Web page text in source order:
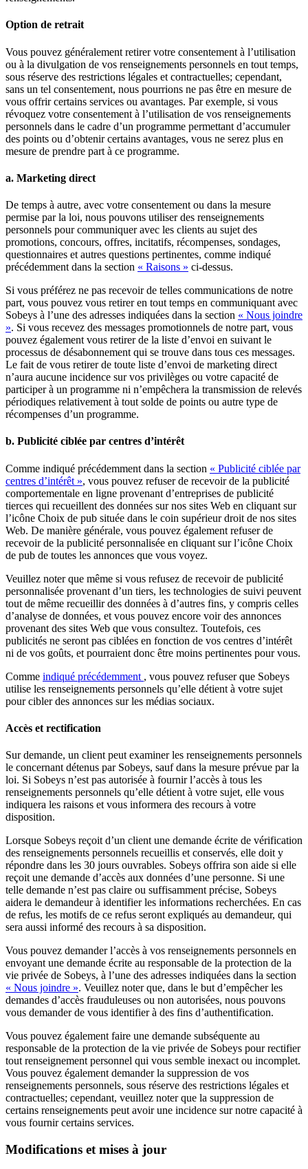
Option de retrait
Vous pouvez généralement retirer votre consentement à l’utilisation
ou à la divulgation de vos renseignements personnels en tout temps,
sous réserve des restrictions légales et contractuelles; cependant,
sans un tel consentement, nous pourrions ne pas être en mesure de
vous offrir certains services ou avantages. Par exemple, si vous
révoquez votre consentement à l’utilisation de vos renseignements
personnels dans le cadre d’un programme permettant d’accumuler
des points ou d’obtenir certains avantages, vous ne serez plus en
mesure de prendre part à ce programme.
a. Marketing direct
De temps à autre, avec votre consentement ou dans la mesure
permise par la loi, nous pouvons utiliser des renseignements
personnels pour communiquer avec les clients au sujet des
promotions, concours, offres, incitatifs, récompenses, sondages,
questionnaires et autres questions pertinentes, comme indiqué
précédemment dans la section « Raisons » ci-dessus.
Si vous préférez ne pas recevoir de telles communications de notre
part, vous pouvez vous retirer en tout temps en communiquant avec
Sobeys à l’une des adresses indiquées dans la section « Nous joindre
». Si vous recevez des messages promotionnels de notre part, vous
pouvez également vous retirer de la liste d’envoi en suivant le
processus de désabonnement qui se trouve dans tous ces messages.
Le fait de vous retirer de toute liste d’envoi de marketing direct
n’aura aucune incidence sur vos privilèges ou votre capacité de
participer à un programme ni n’empêchera la transmission de relevés
périodiques relativement à tout solde de points ou autre type de
récompenses d’un programme.
b. Publicité ciblée par centres d’intérêt
Comme indiqué précédemment dans la section « Publicité ciblée par
centres d’intérêt », vous pouvez refuser de recevoir de la publicité
comportementale en ligne provenant d’entreprises de publicité
tierces qui recueillent des données sur nos sites Web en cliquant sur
l’icône Choix de pub située dans le coin supérieur droit de nos sites
Web. De manière générale, vous pouvez également refuser de
recevoir de la publicité personnalisée en cliquant sur l’icône Choix
de pub de toutes les annonces que vous voyez.
Veuillez noter que même si vous refusez de recevoir de publicité
personnalisée provenant d’un tiers, les technologies de suivi peuvent
tout de même recueillir des données à d’autres fins, y compris celles
d’analyse de données, et vous pouvez encore voir des annonces
provenant des sites Web que vous consultez. Toutefois, ces
publicités ne seront pas ciblées en fonction de vos centres d’intérêt
ni de vos goûts, et pourraient donc être moins pertinentes pour vous.
Comme indiqué précédemment , vous pouvez refuser que Sobeys
utilise les renseignements personnels qu’elle détient à votre sujet
pour cibler des annonces sur les médias sociaux.
Accès et rectification
Sur demande, un client peut examiner les renseignements personnels
le concernant détenus par Sobeys, sauf dans la mesure prévue par la
loi. Si Sobeys n’est pas autorisée à fournir l’accès à tous les
renseignements personnels qu’elle détient à votre sujet, elle vous
indiquera les raisons et vous informera des recours à votre
disposition.
Lorsque Sobeys reçoit d’un client une demande écrite de vérification
des renseignements personnels recueillis et conservés, elle doit y
répondre dans les 30 jours ouvrables. Sobeys offrira son aide si elle
reçoit une demande d’accès aux données d’une personne. Si une
telle demande n’est pas claire ou suffisamment précise, Sobeys
aidera le demandeur à identifier les informations recherchées. En cas
de refus, les motifs de ce refus seront expliqués au demandeur, qui
sera aussi informé des recours à sa disposition.
Vous pouvez demander l’accès à vos renseignements personnels en
envoyant une demande écrite au responsable de la protection de la
vie privée de Sobeys, à l’une des adresses indiquées dans la section
« Nous joindre ». Veuillez noter que, dans le but d’empêcher les
demandes d’accès frauduleuses ou non autorisées, nous pouvons
vous demander de vous identifier à des fins d’authentification.
Vous pouvez également faire une demande subséquente au
responsable de la protection de la vie privée de Sobeys pour rectifier
tout renseignement personnel qui vous semble inexact ou incomplet.
Vous pouvez également demander la suppression de vos
renseignements personnels, sous réserve des restrictions légales et
contractuelles; cependant, veuillez noter que la suppression de
certains renseignements peut avoir une incidence sur notre capacité à
vous fournir certains services.
Modifications et mises à jour